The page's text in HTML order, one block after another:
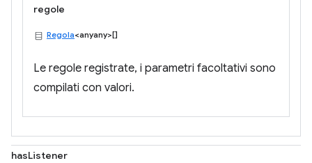
regole
Regola<anyany>[]
Le regole registrate, i parametri facoltativi sono
compilati con valori.
hasListener